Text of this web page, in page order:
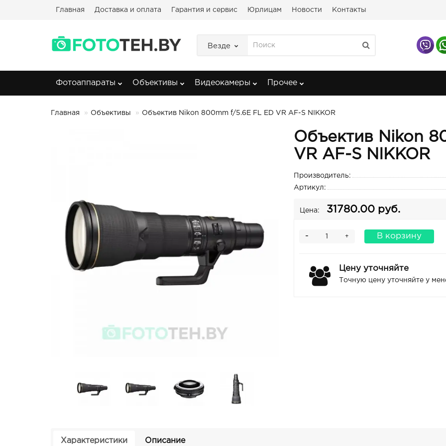
Главная Доставка и оплата Гарантия и сервис Юрлицам Новости Контакты
Везде
Фотоаппараты Объективы Видеокамеры Прочее
Главная Объективы Объектив Nikon 800mm f/5.6E FL ED VR AF-S NIKKOR
Объектив Nikon
VR AF-S NIKKOR
Производитель:
Артикул:
Цена: 31780.00 руб.
+
- В корзину
Цену уточняйте
Точную цену уточняйте у
Характеристики Описание